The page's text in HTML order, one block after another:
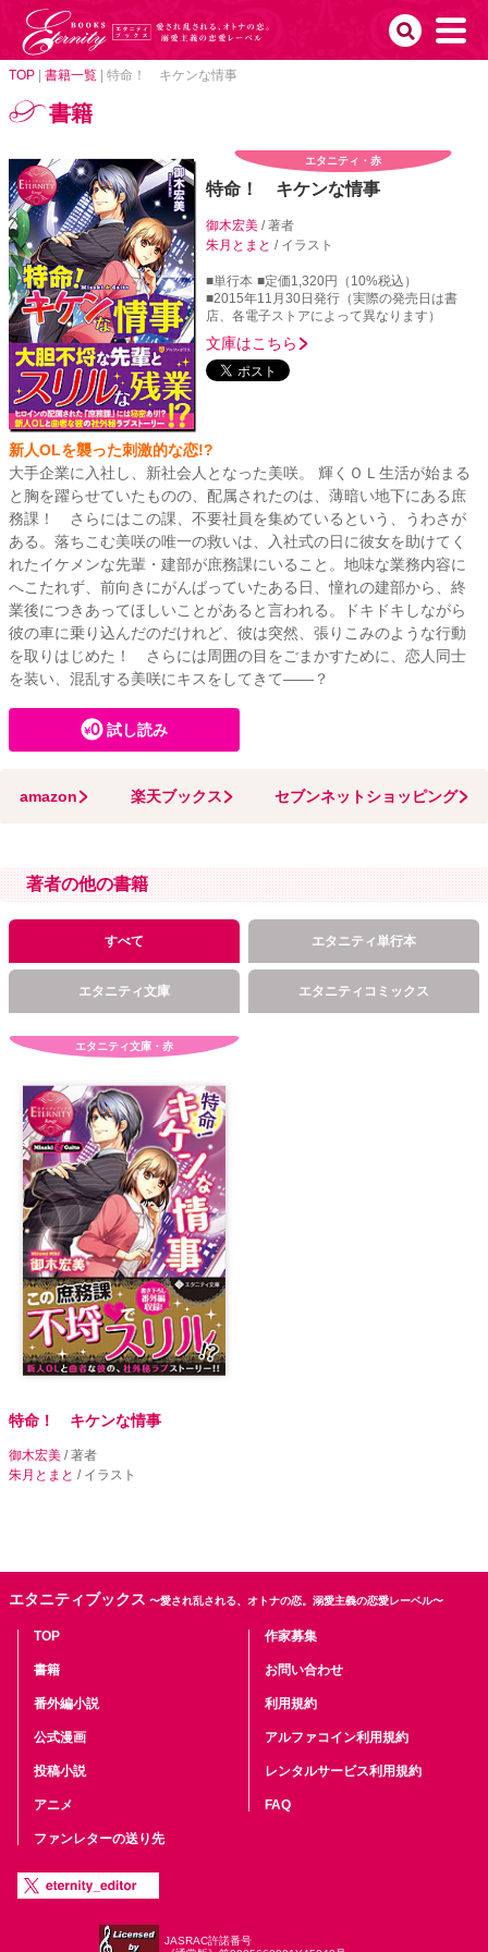
TOP 書籍一覧 特命！ キケンな情事
書籍
エタニティ・赤
特命！ キケンな情事
御木宏美/ 著者
朱月とまと / イラスト
■単行本 ■定価1,320円（10%税込）
■2015年11月30日発行（実際の発売日は書
店、各電子ストアによって異なります）
文庫はこちら
新人OLを襲った刺激的な恋!?
大手企業に入社し、新社会人となった美咲。 輝くＯＬ生活が始まる
と胸を躍らせていたものの、配属されたのは、薄暗い地下にある庶
務課！ さらにはこの課、不要社員を集めているという、うわさが
ある。落ちこむ美咲の唯一の救いは、入社式の日に彼女を助けてく
れたイケメンな先輩・建部が庶務課にいること。地味な業務内容に
へこたれず、前向きにがんばっていたある日、憧れの建部から、終
業後につきあってほしいことがあると言われる。ドキドキしながら
彼の車に乗り込んだのだけれど、彼は突然、張りこみのような行動
を取りはじめた！ さらには周囲の目をごまかすために、恋人同士
を装い、混乱する美咲にキスをしてきて――？
試し読み
amazon 楽天ブックス セブンネットショッピング
著者の他の書籍
すべて エタニティ単行本
エタニティ文庫 エタニティコミックス
エタニティ文庫・赤
特命！ キケンな情事
御木宏美 / 著者
朱月とまと / イラスト
エタニティブックス 〜愛され乱される、オトナの恋。溺愛主義の恋愛レーベル〜
TOP
書籍
番外編小説
公式漫画
投稿小説
アニメ
ファンレターの送り先
作家募集
お問い合わせ
利用規約
アルファコイン利用規約
レンタルサービス利用規約
FAQ
JASRAC許諾番号